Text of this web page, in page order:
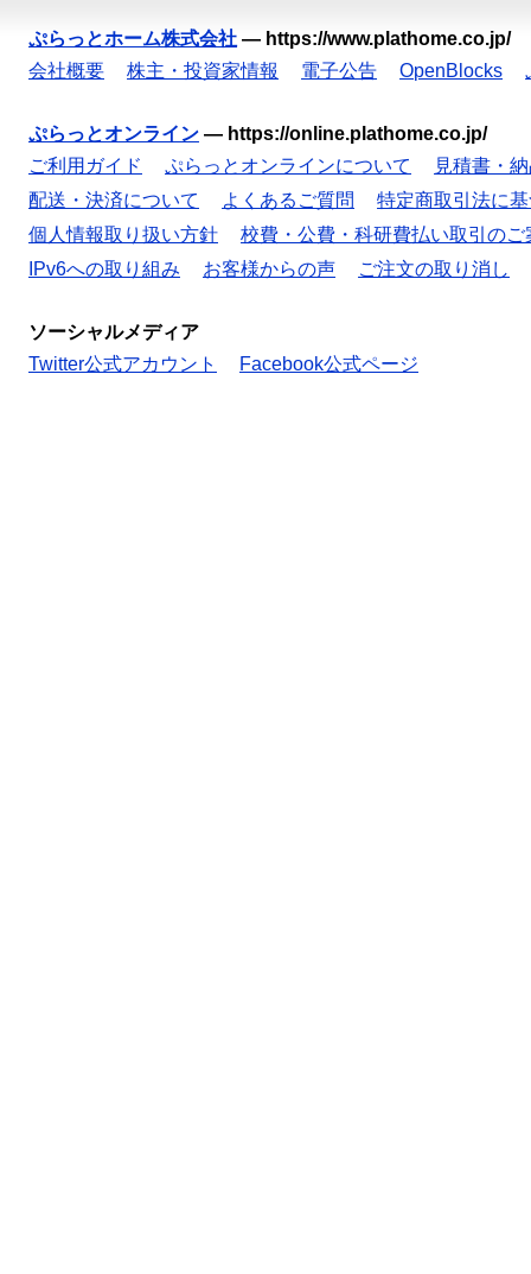
ぷらっとホーム株式会社 — https://www.plathome.co.jp/
会社概要
株主・投資家情報 電子公告 OpenBlocks
ぷらっとオンライン — https://online.plathome.co.jp/
ご利用ガイド
ぷらっとオンラインについて
見積書・
配送・決済について
よくあるご質問
特定商取引法に
個人情報取り扱い方針
校費・公費・科研費払い取引のご
IPv6への取り組み
お客様からの声 ご注文の取り消し
ソーシャルメディア
Twitter公式アカウント
Facebook公式ページ